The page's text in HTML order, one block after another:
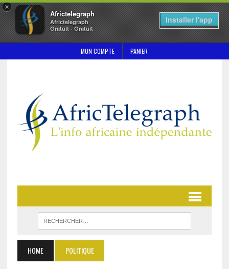
×
Africtelegraph
Africtelegraph
Gratuit - Gratuit
Installer l'app
MON COMPTE PANIER
HOME POLITIQUE